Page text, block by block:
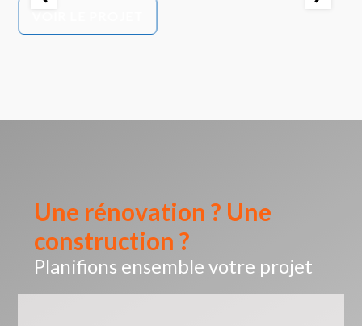
Une rénovation ? Une
construction ?
Planifions ensemble votre projet